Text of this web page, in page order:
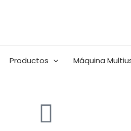
Productos Máquina